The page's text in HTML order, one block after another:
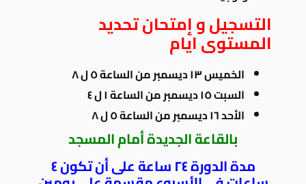
التسجيل و إمتحان تحديد
المستوى ايام
الخميس ١٣ ديسمبر من الساعة ٥ ل ٨
السبت ١٥ ديسمبر من الساعة ١ ل ٤
الأحد ١٦ ديسمبر من الساعة ٥ ل ٨
بالقاعة الجديدة أمام المسجد
مدة الدورة ٢٤ ساعة على أن تكون ٤